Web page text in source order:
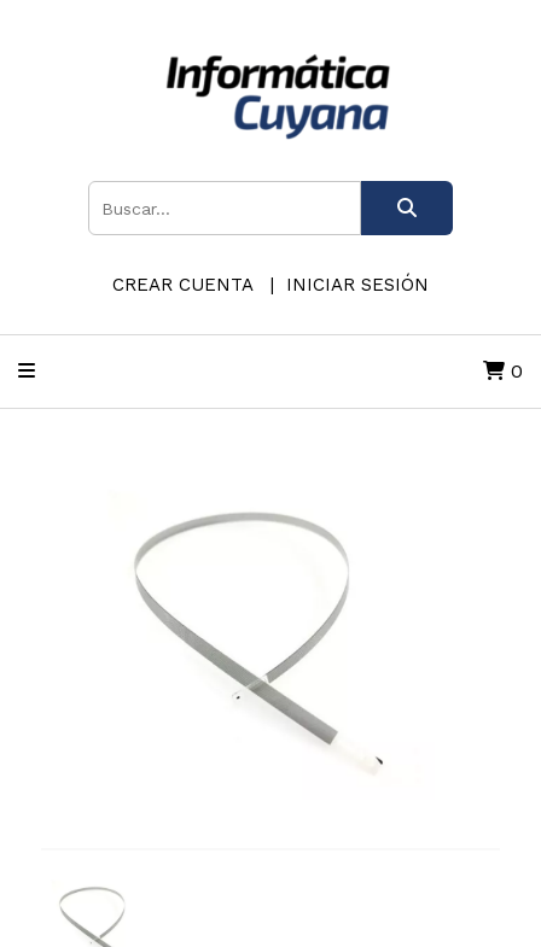
CREAR CUENTA INICIAR SESIÓN
0